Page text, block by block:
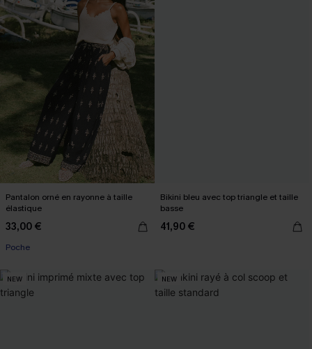
Pantalon orné en rayonne à taille
élastique
33,00 €
Poche
Bikini bleu avec top triangle et taille
basse
41,90 €
NEW NEW